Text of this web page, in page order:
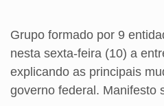
Grupo formado por 9
nesta sexta-feira (10) a
explicando as principais
governo federal. Manifesto